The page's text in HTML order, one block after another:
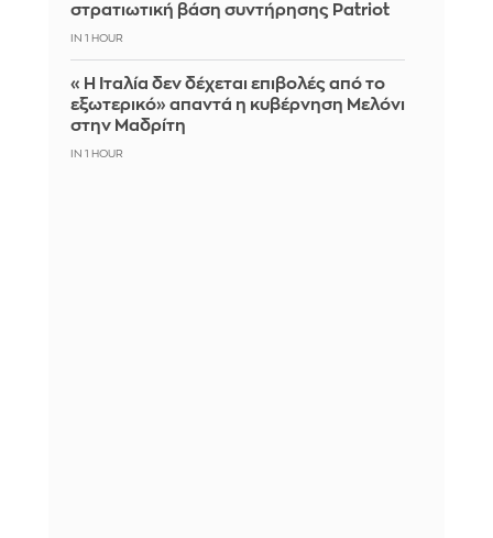
στρατιωτική βάση συντήρησης Patriot
IN 1 HOUR
«Η Ιταλία δεν δέχεται επιβολές από το
εξωτερικό» απαντά η κυβέρνηση Μελόνι
στην Μαδρίτη
IN 1 HOUR